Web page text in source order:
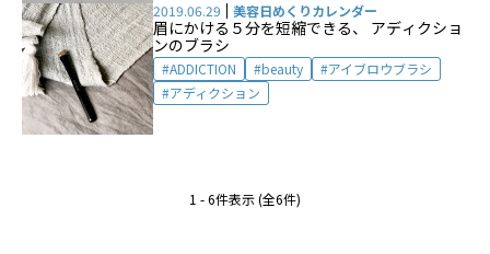
2019.06.29 美容日めくりカレンダー
眉にかける５分を短縮できる、 アディクショ
ンのブラシ
ADDICTION beauty
アイブロウブラシ
アディクション
1 - 6件表示 (全6件)